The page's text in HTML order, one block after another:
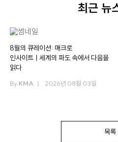
최근 뉴
8월의 큐레이션: 매크로
인사이트ㅣ세계의 파도 속에서 다음을
읽다
By KMA 2026년 08월 03일
목록